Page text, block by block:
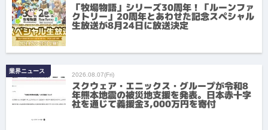
「牧場物語」シリーズ30周年！「ルーンファ
クトリー」20周年とあわせた記念スペシャル
生放送が8月24日に放送決定
業界ニュース 2026.08.07(Fri)
スクウェア・エニックス・グループが令和8
年熊本地震の被災地支援を発表。日本赤十字
社を通じて義援金3,000万円を寄付